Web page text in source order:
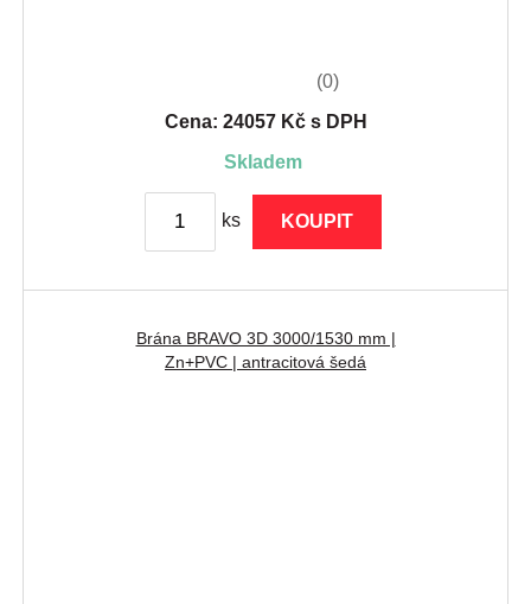
(0)
Cena: 24057 Kč s DPH
skladem
ks KOUPIT
Brána BRAVO 3D 3000/1530 mm |
Zn+PVC | antracitová šedá